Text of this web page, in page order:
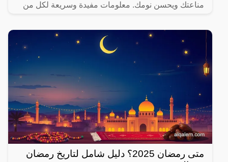
مناعتك ويحسن نومك. معلومات مفيدة وسريعة لكل من
متى رمضان 2025؟ دليل شامل لتاريخ رمضان